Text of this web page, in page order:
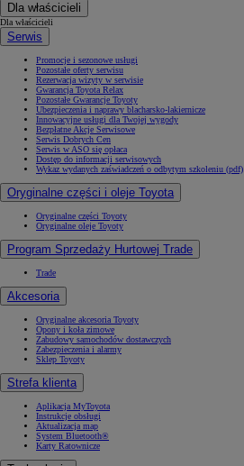
Dla właścicieli
Dla właścicieli
Serwis
Promocje i sezonowe usługi
Pozostałe oferty serwisu
Rezerwacja wizyty w serwisie
Gwarancja Toyota Relax
Pozostałe Gwarancje Toyoty
Ubezpieczenia i naprawy blacharsko-lakiernicze
Innowacyjne usługi dla Twojej wygody
Bezpłatne Akcje Serwisowe
Serwis Dobrych Cen
Serwis w ASO się opłaca
Dostęp do informacji serwisowych
Wykaz wydanych zaświadczeń o odbytym szkoleniu (pdf)
Oryginalne części i oleje Toyota
Oryginalne części Toyoty
Oryginalne oleje Toyoty
Program Sprzedaży Hurtowej Trade
Trade
Akcesoria
Oryginalne akcesoria Toyoty
Opony i koła zimowe
Zabudowy samochodów dostawczych
Zabezpieczenia i alarmy
Sklep Toyoty
Strefa klienta
Aplikacja MyToyota
Instrukcje obsługi
Aktualizacja map
System Bluetooth®
Karty Ratownicze